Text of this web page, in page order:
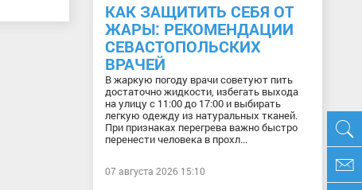
КАК ЗАЩИТИТЬ СЕБЯ ОТ
ЖАРЫ: РЕКОМЕНДАЦИИ
СЕВАСТОПОЛЬСКИХ
ВРАЧЕЙ
В жаркую погоду врачи советуют пить
достаточно жидкости, избегать выхода
на улицу с 11:00 до 17:00 и выбирать
легкую одежду из натуральных тканей.
При признаках перегрева важно быстро
перенести человека в прохл...
07 августа 2026 15:10